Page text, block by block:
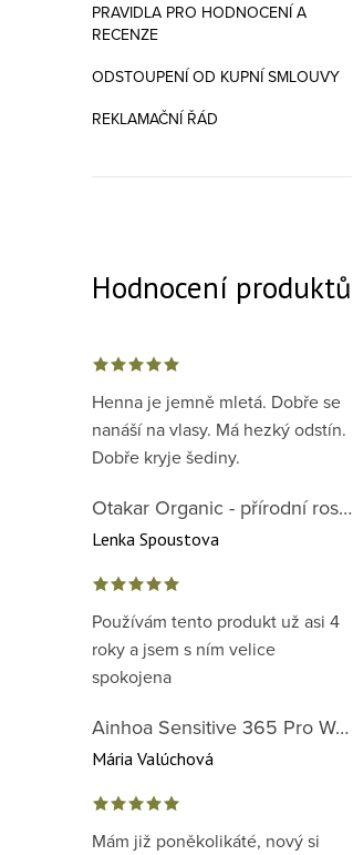
PRAVIDLA PRO HODNOCENÍ A
RECENZE
ODSTOUPENÍ OD KUPNÍ SMLOUVY
REKLAMAČNÍ ŘÁD
Hodnocení produktů
Henna je jemně mletá. Dobře se
nanáší na vlasy. Má hezký odstín.
Dobře kryje šediny.
Otakar Organic - přírodní rostlinná barva na vlasy červená předpigmentace 1. krok
Lenka Spoustova
Používám tento produkt už asi 4
roky a jsem s ním velice
spokojena
Ainhoa Sensitive 365 Pro Well-Being Cream - zklidňující krém pro normální až suchou citlivou pleť
Mária Valúchová
Mám již poněkolikáté, nový si